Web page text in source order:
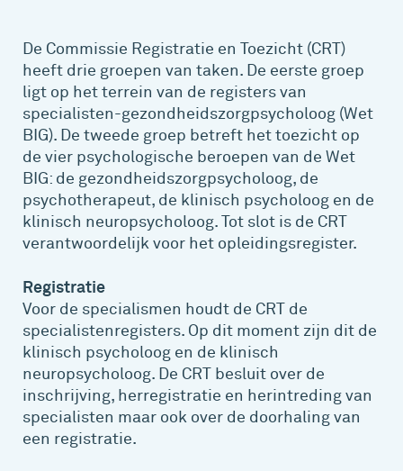
De Commissie Registratie en Toezicht (CRT)
heeft drie groepen van taken. De eerste groep
ligt op het terrein van de registers van
specialisten-gezondheidszorgpsycholoog (Wet
BIG). De tweede groep betreft het toezicht op
de vier psychologische beroepen van de Wet
BIG: de gezondheidszorgpsycholoog, de
psychotherapeut, de klinisch psycholoog en de
klinisch neuropsycholoog. Tot slot is de CRT
verantwoordelijk voor het opleidingsregister.
Registratie
Voor de specialismen houdt de CRT de
specialistenregisters. Op dit moment zijn dit de
klinisch psycholoog en de klinisch
neuropsycholoog. De CRT besluit over de
inschrijving, herregistratie en herintreding van
specialisten maar ook over de doorhaling van
een registratie.